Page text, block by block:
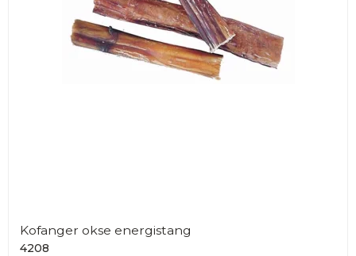
Kofanger okse energistang
4208